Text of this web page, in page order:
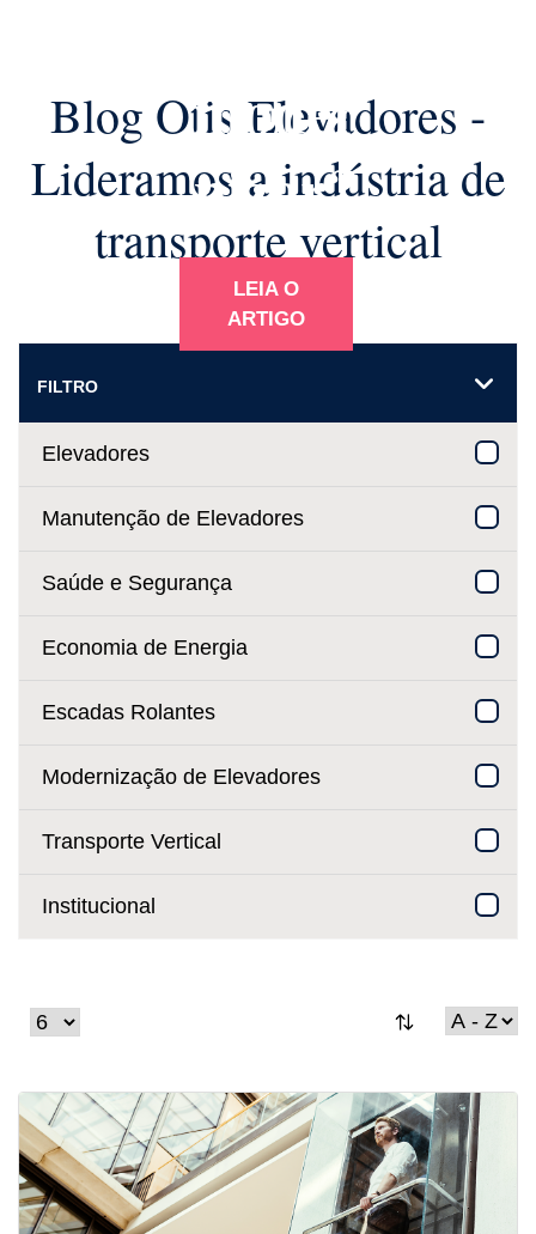
moder
nizar?
LEIA O
ARTIGO
Blog Otis Elevadores -
Lideramos a indústria de
transporte vertical
FILTRO
Elevadores
Manutenção de Elevadores
Saúde e Segurança
Economia de Energia
Escadas Rolantes
Modernização de Elevadores
Transporte Vertical
Institucional